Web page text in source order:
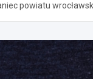
powiatu